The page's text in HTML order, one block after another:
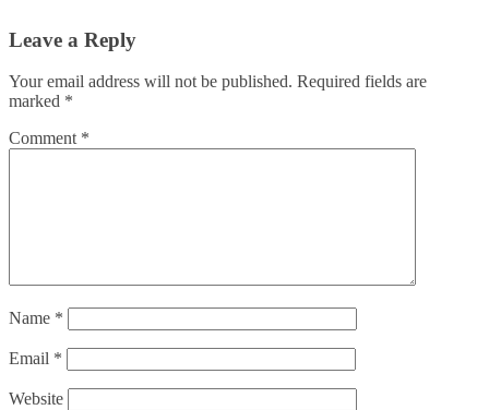
Leave a Reply
Your email address will not be published. Required fields are
marked *
Comment *
Name *
Email *
Website